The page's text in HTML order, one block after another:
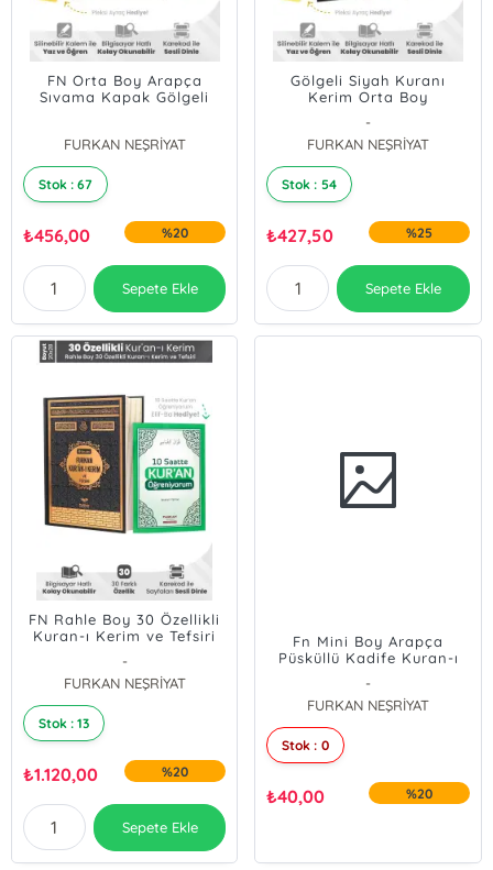
FN Orta Boy Arapça
Sıvama Kapak Gölgeli
FURKAN NEŞRİYAT
Stok : 67
₺456,00 %20
Sepete Ekle
Gölgeli Siyah Kuranı
Kerim Orta Boy
-
FURKAN NEŞRİYAT
Stok : 54
₺427,50 %25
Sepete Ekle
FN Rahle Boy 30 Özellikli
Kuran-ı Kerim ve Tefsiri
Öğreniyorum Kitabı
Hediyeli) - Kabe
-
FURKAN NEŞRİYAT
Stok : 13
₺1.120,00 %20
Sepete Ekle
Fn Mini Boy Arapça
Püsküllü Kadife Kuran-ı
-
FURKAN NEŞRİYAT
Stok : 0
₺40,00 %20